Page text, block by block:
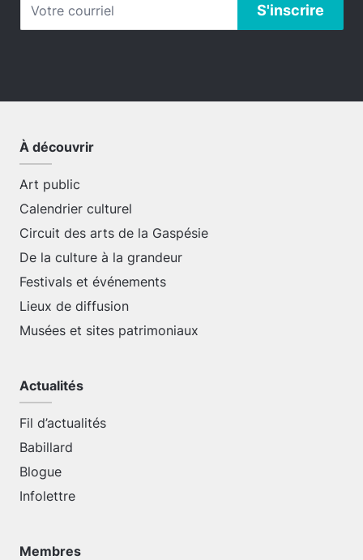
À découvrir
Art public
Calendrier culturel
Circuit des arts de la Gaspésie
De la culture à la grandeur
Festivals et événements
Lieux de diffusion
Musées et sites patrimoniaux
Actualités
Fil d’actualités
Babillard
Blogue
Infolettre
Membres